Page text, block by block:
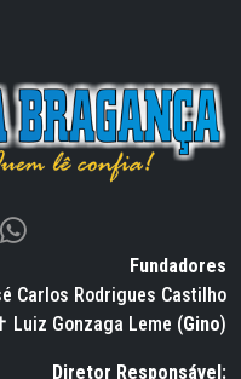
Fundadores
Carlos Rodrigues Castilho
Luiz Gonzaga Leme (Gino)
Diretor Responsável: